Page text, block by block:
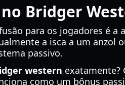
no Bridger
para os jogadores é a
a isca a um anzol
passivo.
western exatamente?
como um bônus